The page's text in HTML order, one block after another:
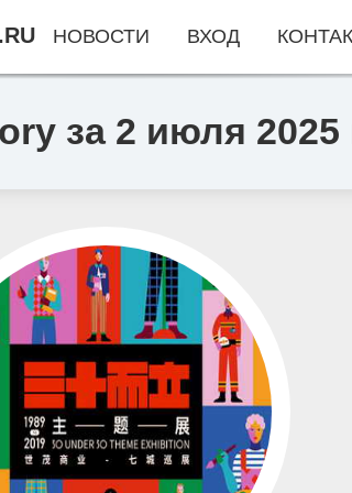
за 2 июля 2025
НОВОСТИ ВХОД